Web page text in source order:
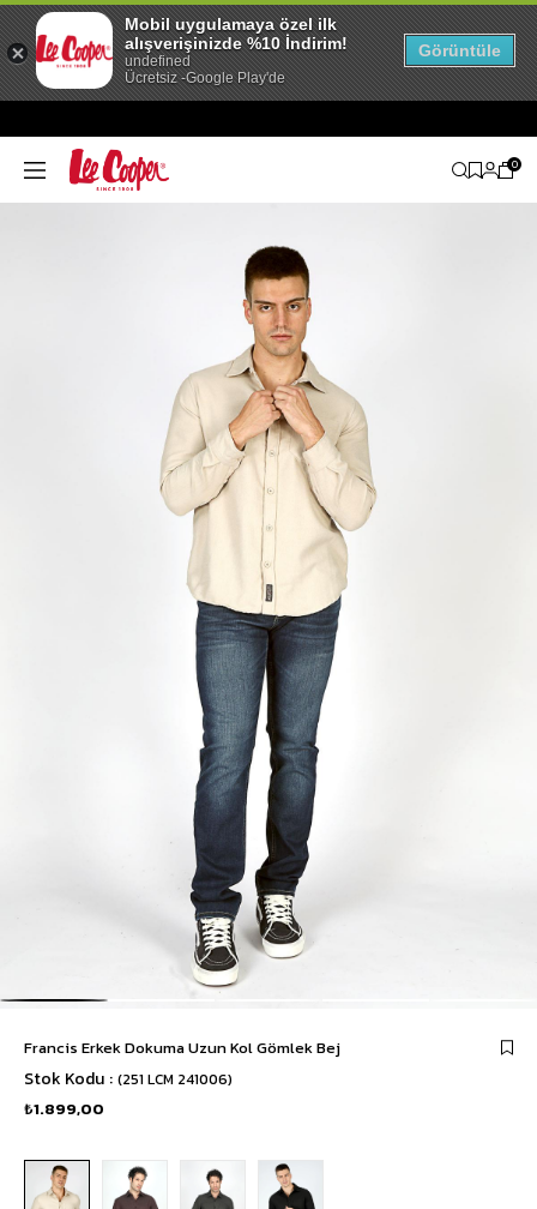
0
Francis Erkek Dokuma Uzun Kol Gömlek Bej
Stok Kodu (251 LCM 241006)
₺1.899,00
Mobil uygulamaya özel ilk
alışverişinizde %10 İndirim!
undefined
Ücretsiz -Google Play'de
Görüntüle